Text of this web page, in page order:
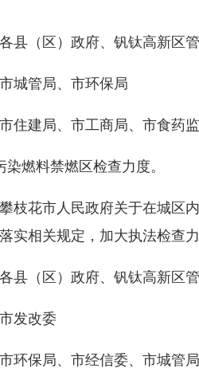
（区）政府、钒钛高新区
管局、市环保局
建局、市工商局、市食药
燃料禁燃区检查力度。
花市人民政府关于在城区内
实相关规定，加大执法检查
（区）政府、钒钛高新区管
发改委
保局、市经信委、市城管局